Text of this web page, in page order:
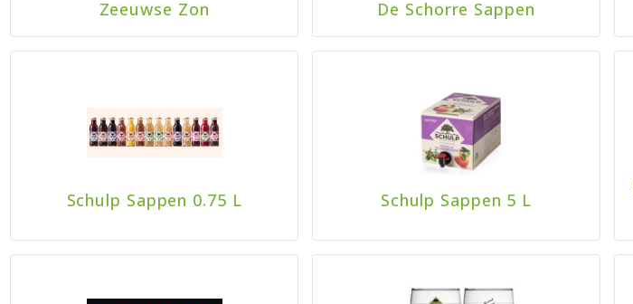
Zeeuwse Zon De Schorre Sappen
Schulp Sappen 0.75 L Schulp Sappen 5 L